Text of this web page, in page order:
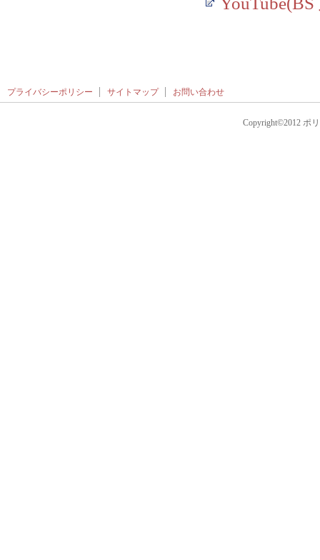
プライバシーポリシー サイトマップ お問い合わせ
Copyright©2012 ポ